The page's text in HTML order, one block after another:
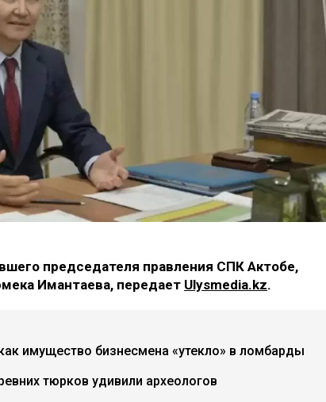
председателя правления СПК Актобе,
Имантаева, передает Ulysmedia.kz.
имущество бизнесмена «утекло» в ломбарды
тюрков удивили археологов